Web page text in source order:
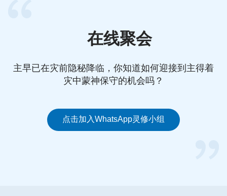
分时代、分阶段的，不是一成不变的。圣经上马太福
音9章16-17节记载到：‘没有人把新布补在旧衣服
上；因为所补上的反带坏了那衣服，破的就更大了。
也没有人把新酒装在旧皮袋里；若是这样，皮袋就裂
‘但我告诉你们，从今以后，我不再喝这葡萄
汁，直到我在我父的国里同你们喝新的那日子。’
在线聚会
主早已在灾前隐秘降临，你知道如何迎接到主得着
灾中蒙神保守的机会吗？
点击加入WhatsApp灵修小组